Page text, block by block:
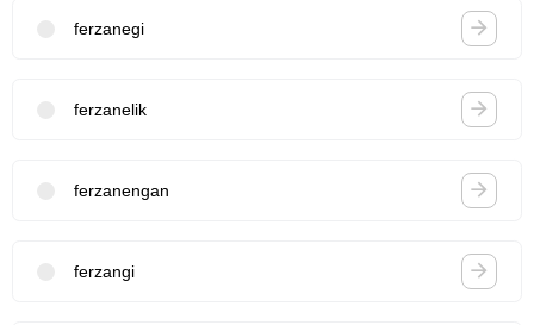
ferzanegi
ferzanelik
ferzanengan
ferzangi